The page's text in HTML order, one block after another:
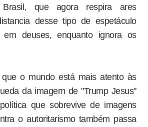
que agora respira ares
desse tipo de espetáculo
em deuses, enquanto ignora os
o mundo está mais atento às
da imagem de "Trump Jesus"
que sobrevive de imagens
o autoritarismo também passa